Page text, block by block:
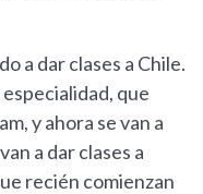
a dar clases a Chile.
que
y ahora se van a
a dar clases a
recién comienzan